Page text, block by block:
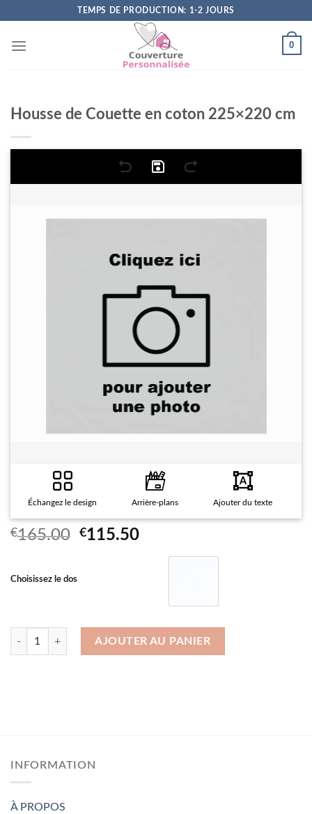
content
TEMPS DE PRODUCTION: 1-2 JOURS
0
Housse de Couette en coton 225×220 cm
Échangez le design Arrière-plans Ajouter du texte
€165.00 Le
€115.50Le
€115.50.
Choisissez le dos
quantité de Housse de Couette en coton 225×220 cm
AJOUTER AU PANIER
INFORMATION
À PROPOS